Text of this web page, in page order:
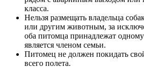
класса.
Нельзя размещать владельца
или другим животным, за
оба питомца принадлежат одному
является членом семьи.
Питомец не должен покидать
всего полета.